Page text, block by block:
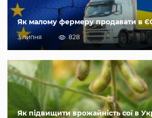
Як малому фермеру продавати в
3 липня 828
Як підвищити врожайність сої в